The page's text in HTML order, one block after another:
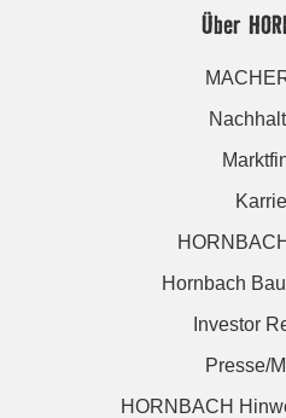
Über
Hornbach
Investor
Presse/
HORNBACH